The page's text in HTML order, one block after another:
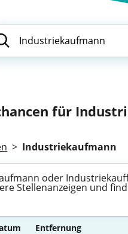
für
> Industriekaufmann
oder
Stellenanzeigen und
Entfernung